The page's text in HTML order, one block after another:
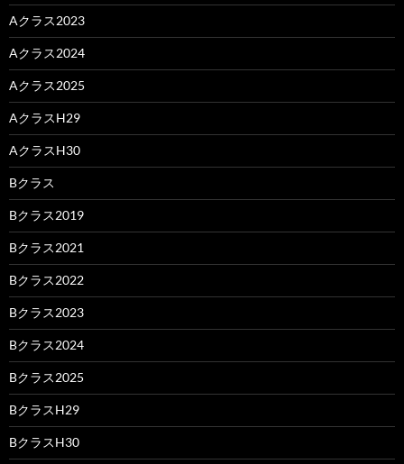
Aクラス2023
Aクラス2024
Aクラス2025
AクラスH29
AクラスH30
Bクラス
Bクラス2019
Bクラス2021
Bクラス2022
Bクラス2023
Bクラス2024
Bクラス2025
BクラスH29
BクラスH30